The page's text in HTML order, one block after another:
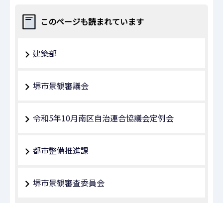
このページも読まれています
建築部
堺市景観審議会
令和5年10月南区自治連合協議会定例会
都市整備推進課
堺市景観審査委員会